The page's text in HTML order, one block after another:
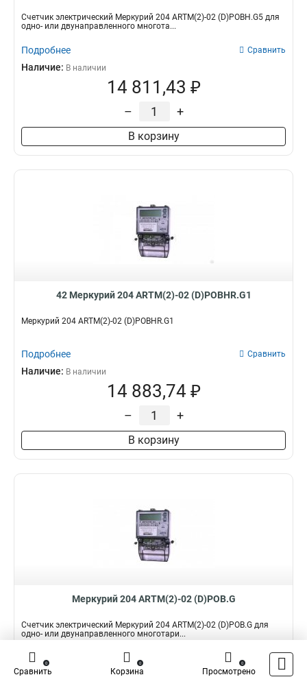
Счетчик электрический Меркурий 204 ARTM(2)-02 (D)POBH.G5 для
одно- или двунаправленного многота...
Подробнее Сравнить
Наличие: В наличии
14 811,43 ₽
– +
В корзину
42 Меркурий 204 ARTM(2)-02 (D)POBHR.G1
Меркурий 204 ARTM(2)-02 (D)POBHR.G1
Подробнее Сравнить
Наличие: В наличии
14 883,74 ₽
– +
В корзину
Меркурий 204 ARTM(2)-02 (D)POB.G
Счетчик электрический Меркурий 204 ARTM(2)-02 (D)POB.G для
одно- или двунаправленного многотари...
Подробнее Сравнить
Наличие:
Сравнить
0
Корзина
0
Просмотрено
0